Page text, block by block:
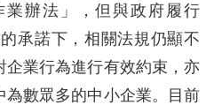
辦法」，但與政府履行
承諾下，相關法規仍顯不
業行為進行有效約束，亦
數眾多的中小企業。目前